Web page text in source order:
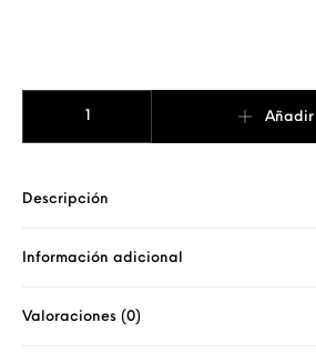
Descripción
Información adicional
Valoraciones (0)